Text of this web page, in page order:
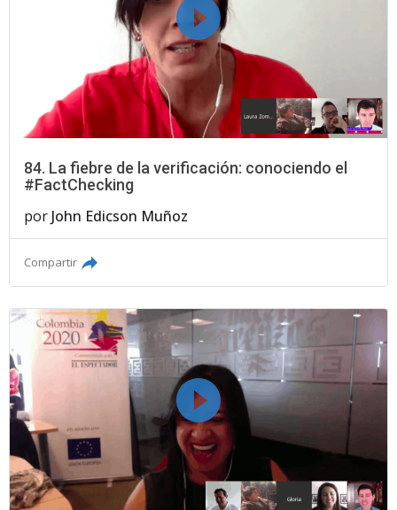
84. La fiebre de la verificación: conociendo el
#FactChecking
por John Edicson Muñoz
Compartir